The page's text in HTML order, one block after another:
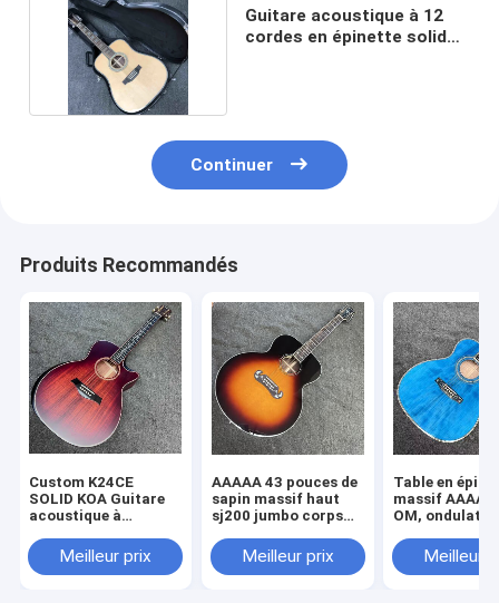
Guitare acoustique à 12
cordes en épinette solide
Continuer
Produits Recommandés
Custom K24CE
SOLID KOA Guitare
acoustique à
finition mate
Meilleur prix
AAAAA 43 pouces de
sapin massif haut
sj200 jumbo corps
guitare acoustique
noix d'os en
Meilleur prix
Table en
massif
OM,
solide, guitare
acoustique,
Meilleur